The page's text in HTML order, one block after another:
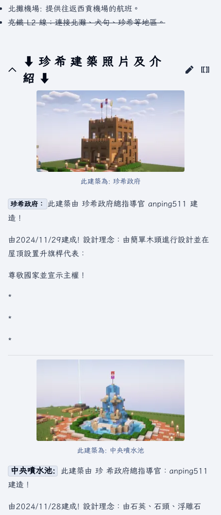
北攤機場: 提供往返西貢機場的航班。
克鐵 L2 線：連接北灘、犬句、珍希等地區。
⬇ 珍 希 建 築 照 片 及 介
紹 ⬇
此建築為: 珍希政府
珍希政府：
此建築由 珍希政府總指導官 anping511 建
造！
由2024/11/29建成! 設計理念：由簡單木頭進行設計並在
屋頂設置升旗桿代表：
尊敬國家並宣示主權！
*
*
*
此建築為: 中央噴水池
中央噴水池:
此建築由 珍 希政府總指導官：anping511
建造！
由2024/11/28建成! 設計理念：由石英、石頭、浮雕石